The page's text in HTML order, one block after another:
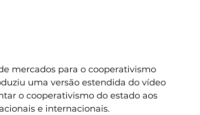
mercados para o cooperativismo
uma versão estendida do vídeo
o cooperativismo do estado aos
e internacionais.